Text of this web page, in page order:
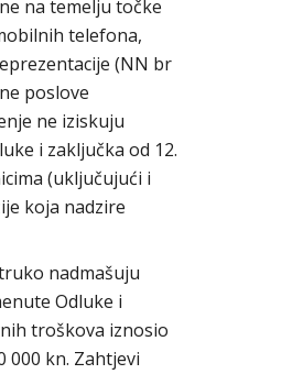
na temelju točke
telefona,
(NN br
poslove
ne iziskuju
i zaključka od 12.
(uključujući i
koja nadzire
nadmašuju
Odluke i
troškova iznosio
000 kn. Zahtjevi